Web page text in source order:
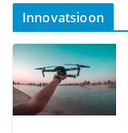
Innovatsioon